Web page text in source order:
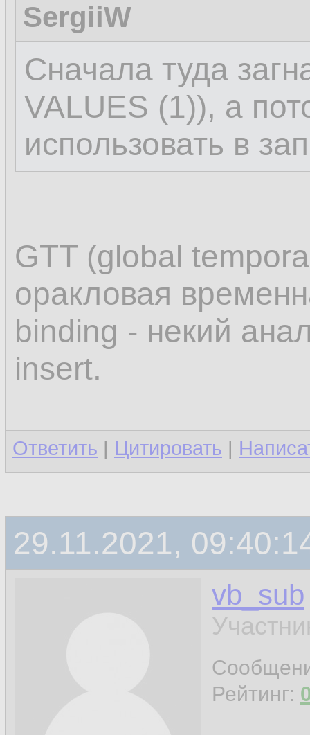
SergiiW
Сначала туда
VALUES (1)), а
использовать в
GTT (global
оракловая
binding - некий
insert.
Ответить | Цитировать |
29.11.2021,
vb_sub
Рейтинг: